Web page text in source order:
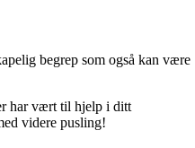
begrep som også kan være
har vært til hjelp i ditt
videre pusling!